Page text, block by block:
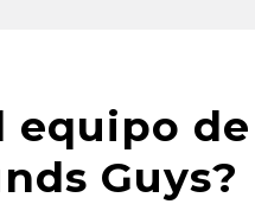
equipo
Guys?